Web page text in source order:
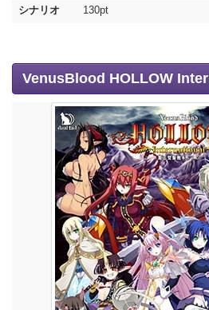
シナリオ 130pt
VenusBlood HOLLOW